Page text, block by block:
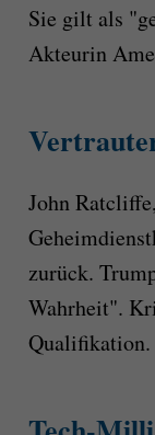
Sie gilt als
Akteurin
John
zurück.
Wahrheit".
Qualifikation.